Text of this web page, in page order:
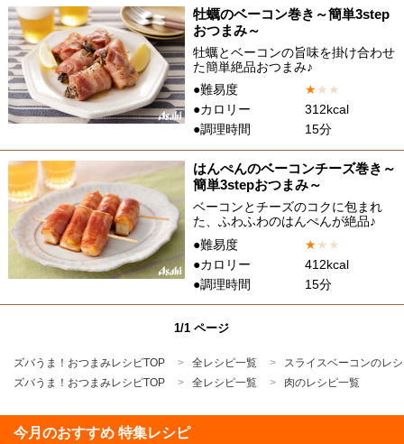
牡蠣のベーコン巻き～簡単3step
おつまみ～
牡蠣とベーコンの旨味を掛け合わせ
た簡単絶品おつまみ♪
●難易度
★★ ★
●カロリー
312kcal
●調理時間
15分
はんぺんのベーコンチーズ巻き～
簡単3stepおつまみ～
ベーコンとチーズのコクに包まれ
た、ふわふわのはんぺんが絶品♪
●難易度
★★ ★
●カロリー
412kcal
●調理時間
15分
1/1 ページ
ズバうま！おつまみレシピTOP 全レシピ一覧
スライスベーコンのレ
ズバうま！おつまみレシピTOP
全レシピ一覧 肉のレシピ一覧
今月のおすすめ 特集レシピ